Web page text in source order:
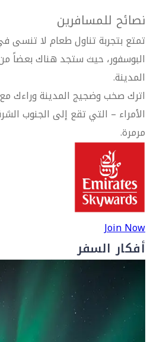
نصائح للمسافرين
تمتع بتجربة تناول طعام لا
البوسفور، حيث ستجد هناك بعضاً
المدينة.
اترك صخب وضجيج المدينة وراءك
الأمراء – التي تقع إلى الجنوب
مرمرة.
Join Now
أفكار السفر